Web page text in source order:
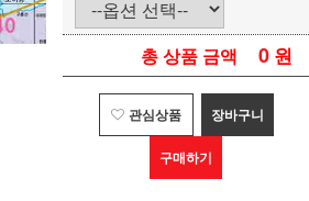
총 상품 금액 0 원
관심상품 장바구니
구매하기